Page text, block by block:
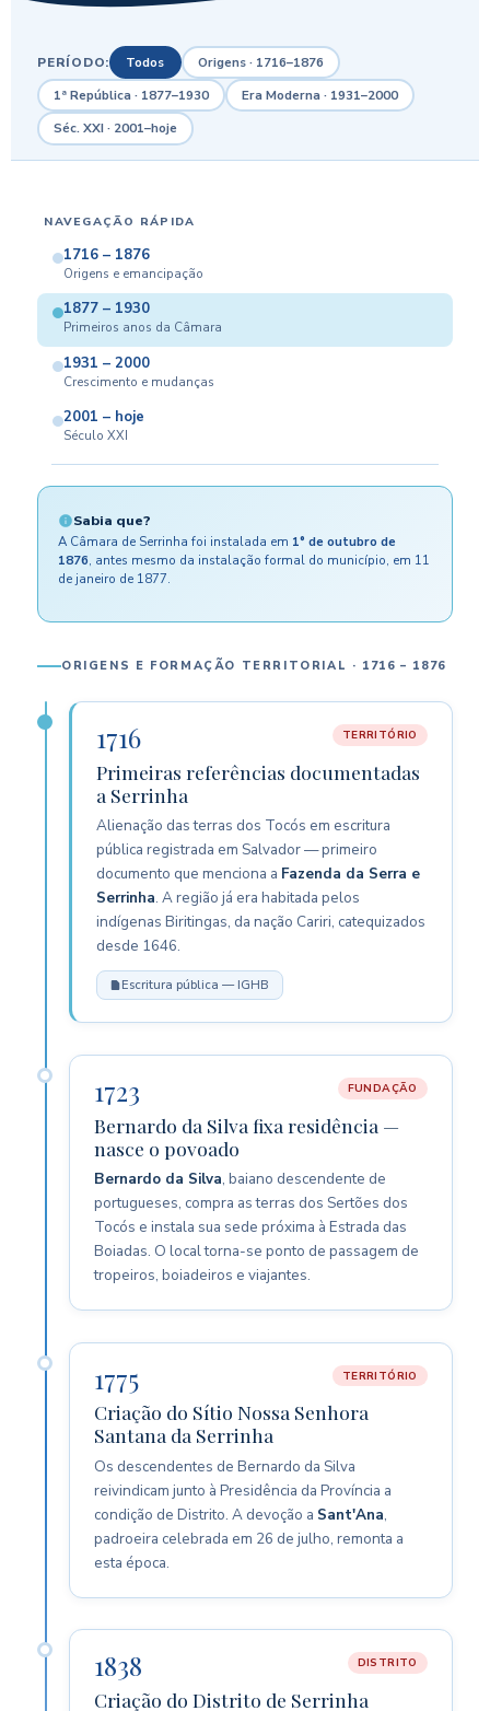
PERÍODO: Todos
Origens · 1716–1876
1ª República · 1877–1930
Era Moderna · 1931–2000
Séc. XXI · 2001–hoje
NAVEGAÇÃO RÁPIDA
1716 – 1876
Origens e emancipação
1877 – 1930
Primeiros anos da Câmara
1931 – 2000
Crescimento e mudanças
2001 – hoje
Século XXI
Sabia que?
A Câmara de Serrinha foi instalada em 1° de outubro de
1876, antes mesmo da instalação formal do município, em 11
de janeiro de 1877.
ORIGENS E FORMAÇÃO TERRITORIAL · 1716 – 1876
1716 TERRITÓRIO
Primeiras referências documentadas
a Serrinha
Alienação das terras dos Tocós em escritura
pública registrada em Salvador — primeiro
documento que menciona a Fazenda da Serra e
Serrinha. A região já era habitada pelos
indígenas Biritingas, da nação Cariri, catequizados
desde 1646.
Escritura pública — IGHB
1723 FUNDAÇÃO
Bernardo da Silva fixa residência —
nasce o povoado
Bernardo da Silva, baiano descendente de
portugueses, compra as terras dos Sertões dos
Tocós e instala sua sede próxima à Estrada das
Boiadas. O local torna-se ponto de passagem de
tropeiros, boiadeiros e viajantes.
1775 TERRITÓRIO
Criação do Sítio Nossa Senhora
Santana da Serrinha
Os descendentes de Bernardo da Silva
reivindicam junto à Presidência da Província a
condição de Distrito. A devoção a Sant'Ana,
padroeira celebrada em 26 de julho, remonta a
esta época.
1838 DISTRITO
Criação do Distrito de Serrinha